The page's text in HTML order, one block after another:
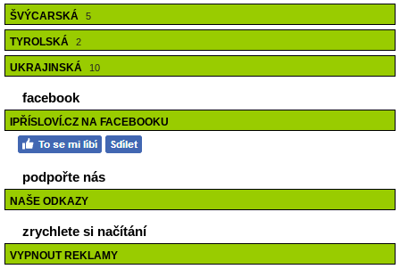
ŠVÝCARSKÁ 5
TYROLSKÁ 2
UKRAJINSKÁ 10
facebook
IPŘÍSLOVÍ.CZ NA FACEBOOKU
podpořte nás
NAŠE ODKAZY
zrychlete si načítání
VYPNOUT REKLAMY